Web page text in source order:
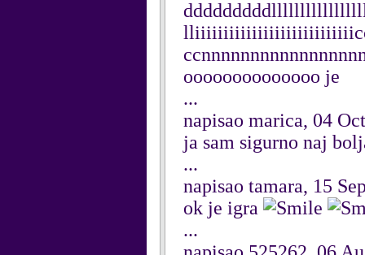
oooooooooooooo je
...
napisao marica, 04
ja sam sigurno naj
...
napisao tamara, 15
ok je igra
...